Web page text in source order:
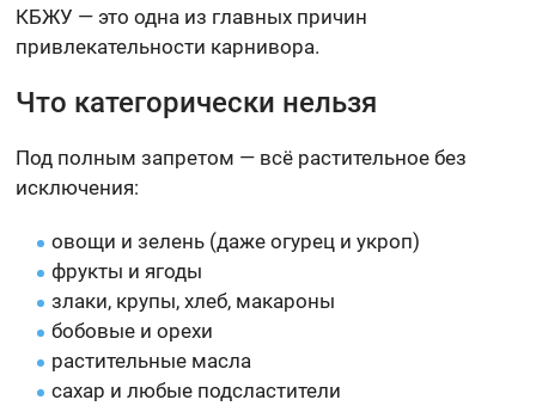
КБЖУ — это одна из главных причин
привлекательности карнивора.
Что категорически нельзя
Под полным запретом — всё растительное без
исключения:
овощи и зелень (даже огурец и укроп)
фрукты и ягоды
злаки, крупы, хлеб, макароны
бобовые и орехи
растительные масла
сахар и любые подсластители